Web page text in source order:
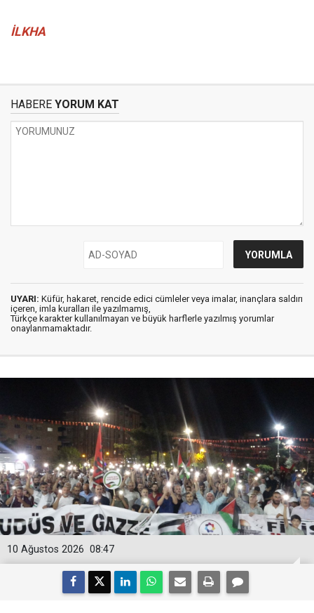
İLKHA
HABERE YORUM KAT
UYARI: Küfür, hakaret, rencide edici cümleler veya imalar, inançlara saldırı
içeren, imla kuralları ile yazılmamış,
Türkçe karakter kullanılmayan ve büyük harflerle yazılmış yorumlar
onaylanmamaktadır.
08:47
10 Ağustos 2026